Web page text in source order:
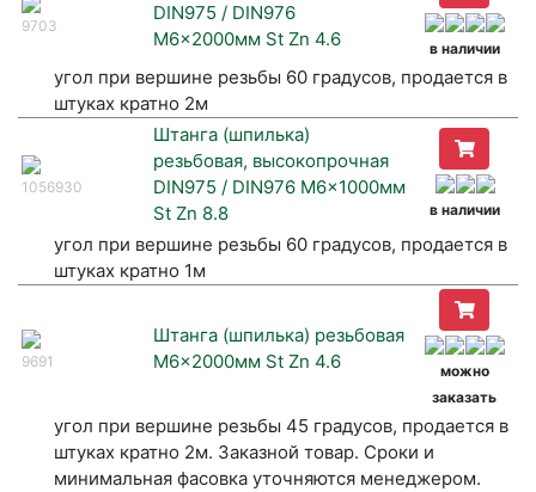
9703
DIN975 / DIN976
M6x2000мм St Zn 4.6
в наличии
угол при вершине резьбы 60 градусов, продается в
штуках кратно 2м
1056930
Штанга (шпилька)
резьбовая, высокопрочная
DIN975 / DIN976 M6x1000мм
St Zn 8.8
в наличии
угол при вершине резьбы 60 градусов, продается в
штуках кратно 1м
9691
Штанга (шпилька) резьбовая
M6x2000мм St Zn 4.6
можно
заказать
угол при вершине резьбы 45 градусов, продается в
штуках кратно 2м. Заказной товар. Сроки и
минимальная фасовка уточняются менеджером.